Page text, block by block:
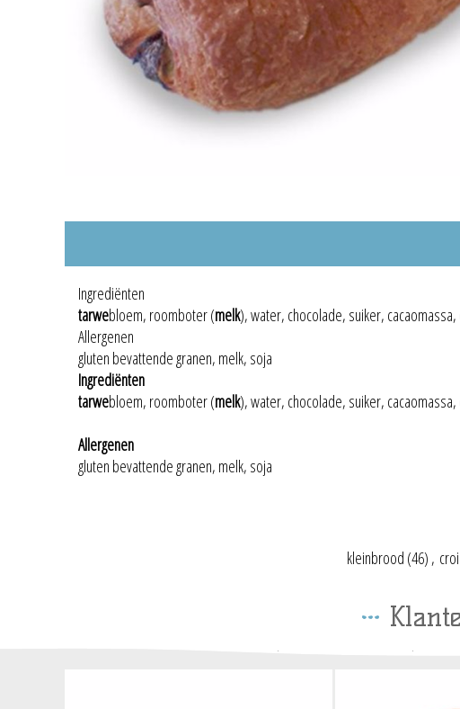
Ingrediënten
tarwebloem, roomboter (melk), water, chocolade, suiker,
Allergenen
gluten bevattende granen, melk, soja
Ingrediënten
tarwebloem, roomboter (melk), water, chocolade, suiker,
Allergenen
gluten bevattende granen, melk, soja
kleinbrood (46) ,